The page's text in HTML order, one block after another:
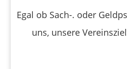
Egal ob Sach-. oder
uns, unsere